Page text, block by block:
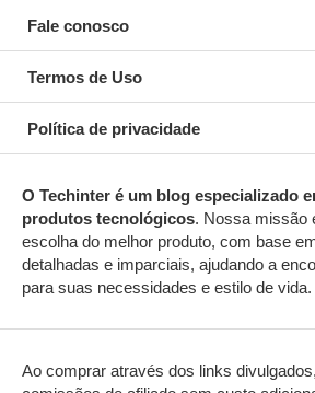
Fale conosco
Termos de Uso
Política de privacidade
O Techinter é um blog especializado
produtos tecnológicos. Nossa missão
escolha do melhor produto, com base
detalhadas e imparciais, ajudando a
para suas necessidades e estilo de vida.
Ao comprar através dos links